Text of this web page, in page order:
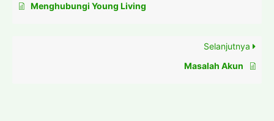
Menghubungi Young Living
Selanjutnya
Masalah Akun